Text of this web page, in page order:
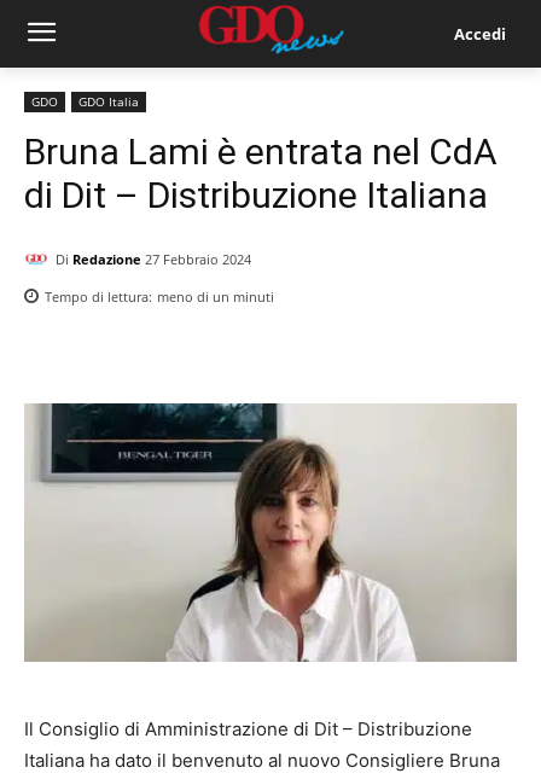
Accedi
GDO GDO Italia
Bruna Lami è entrata nel CdA
di Dit – Distribuzione Italiana
Di Redazione 27 Febbraio 2024
Tempo di lettura: meno di un minuti
Il Consiglio di Amministrazione di Dit – Distribuzione
Italiana ha dato il benvenuto al nuovo Consigliere Bruna